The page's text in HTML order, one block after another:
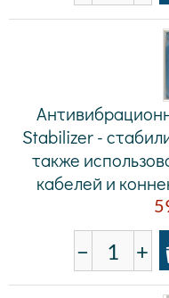
Stabilizer -
также
кабелей и
− +